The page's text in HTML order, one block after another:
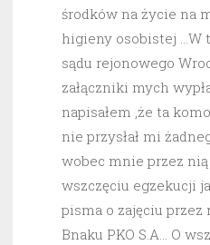
środków na życie na
higieny osobistej …W
sądu rejonowego
załączniki mych
napisałem ,że ta
nie przysłał mi
wobec mnie przez
wszczęciu egzekucji
pisma o zajęciu
Bnaku PKO S.A… O